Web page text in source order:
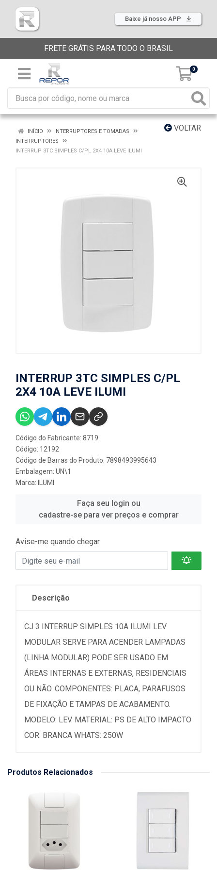
Baixe já nosso APP
FRETE GRÁTIS PARA TODO O BRASIL
0
VOLTAR
INÍCIO
INTERRUPTORES E TOMADAS
INTERRUPTORES
INTERRUP 3TC SIMPLES C/PL 2X4 10A LEVE ILUMI
INTERRUP 3TC SIMPLES C/PL
2X4 10A LEVE ILUMI
Código do Fabricante: 8719
Código: 12192
Código de Barras do Produto: 7898493995643
Embalagem: UN\1
Marca:
ILUMI
Faça seu login ou
cadastre-se para ver preços e comprar
Avise-me quando chegar
Descrição
CJ 3 INTERRUP SIMPLES 10A ILUMI LEV
MODULAR SERVE PARA ACENDER LAMPADAS
(LINHA MODULAR) PODE SER USADO EM
ÁREAS INTERNAS E EXTERNAS, RESIDENCIAIS
OU NÃO. COMPONENTES: PLACA, PARAFUSOS
DE FIXAÇÃO E TAMPAS DE ACABAMENTO.
MODELO: LEV. MATERIAL: PS DE ALTO IMPACTO
COR: BRANCA WHATS: 250W
Produtos Relacionados